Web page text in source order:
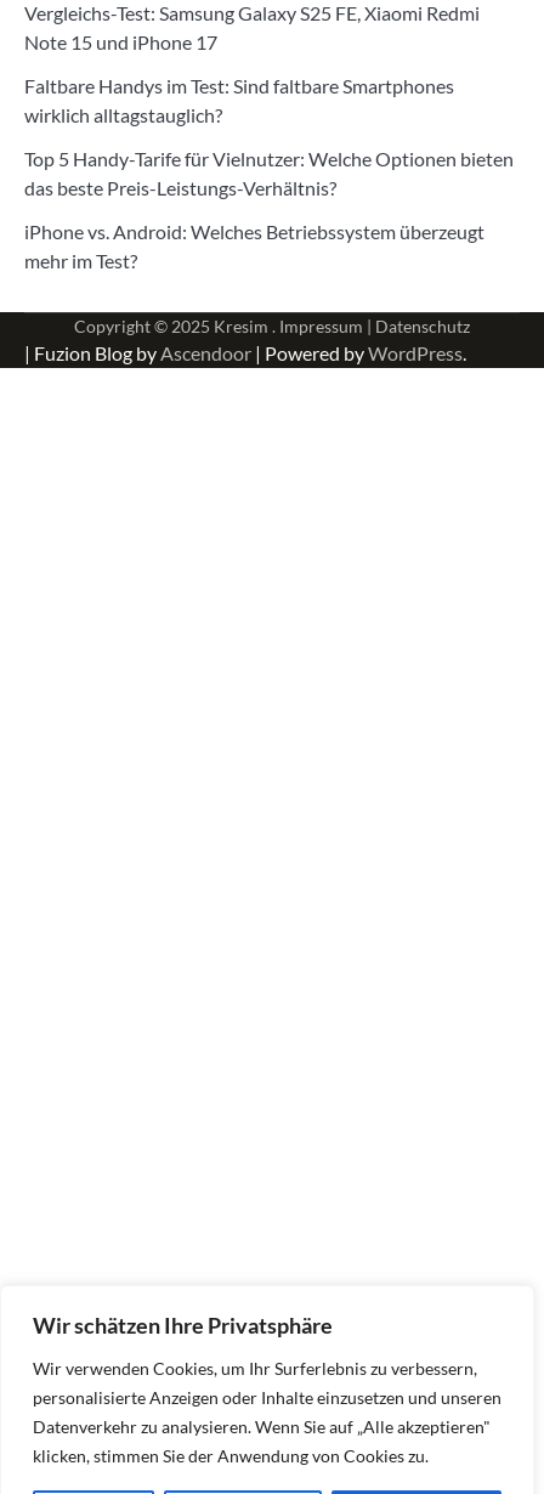
Wir schätzen Ihre Privatsphäre
Wir verwenden Cookies, um Ihr Surferlebnis zu verbessern,
personalisierte Anzeigen oder Inhalte einzusetzen und unseren
Datenverkehr zu analysieren. Wenn Sie auf „Alle akzeptieren"
klicken, stimmen Sie der Anwendung von Cookies zu.
Vergleichs-Test: Samsung Galaxy S25 FE, Xiaomi Redmi
Note 15 und iPhone 17
Faltbare Handys im Test: Sind faltbare Smartphones
wirklich alltagstauglich?
Top 5 Handy-Tarife für Vielnutzer: Welche Optionen bieten
das beste Preis-Leistungs-Verhältnis?
iPhone vs. Android: Welches Betriebssystem überzeugt
mehr im Test?
Copyright © 2025 Kresim . Impressum | Datenschutz
| Fuzion Blog byAscendoor | Powered byWordPress.